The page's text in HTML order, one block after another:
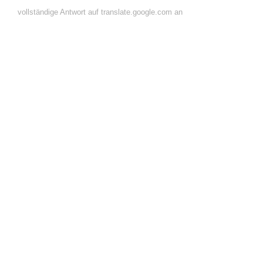
vollständige Antwort auf translate.google.com an